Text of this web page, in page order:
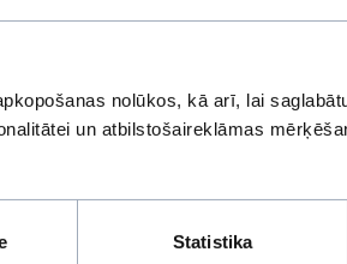
nolūkos, kā arī, lai
un atbilstošaireklāmas
Statistika